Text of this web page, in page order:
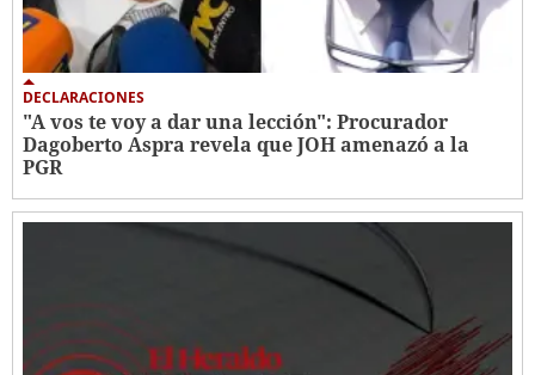
DECLARACIONES
"A vos te voy a dar una lección": Procurador
Dagoberto Aspra revela que JOH amenazó a la
PGR